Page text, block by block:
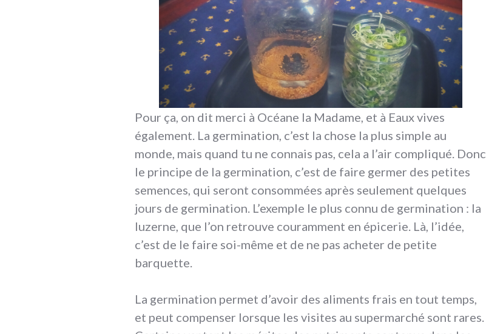
Pour ça, on dit merci à Océane la Madame, et à Eaux vives
également. La germination, c’est la chose la plus simple au
monde, mais quand tu ne connais pas, cela a l’air compliqué. Donc
le principe de la germination, c’est de faire germer des petites
semences, qui seront consommées après seulement quelques
jours de germination. L’exemple le plus connu de germination : la
luzerne, que l’on retrouve couramment en épicerie. Là, l’idée,
c’est de le faire soi-même et de ne pas acheter de petite
barquette.
La germination permet d’avoir des aliments frais en tout temps,
et peut compenser lorsque les visites au supermarché sont rares.